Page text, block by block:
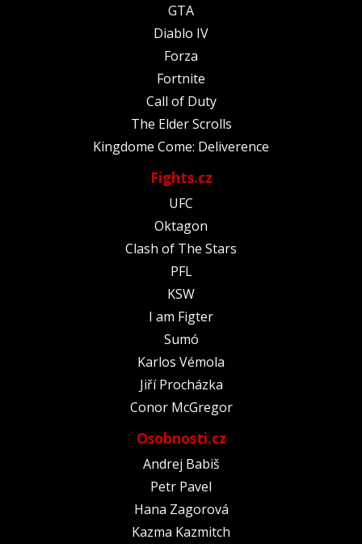
GTA
Diablo IV
Forza
Fortnite
Call of Duty
The Elder Scrolls
Kingdome Come: Deliverence
Fights.cz
UFC
Oktagon
Clash of The Stars
PFL
KSW
I am Figter
Sumó
Karlos Vémola
Jiří Procházka
Conor McGregor
Osobnosti.cz
Andrej Babiš
Petr Pavel
Hana Zagorová
Kazma Kazmitch